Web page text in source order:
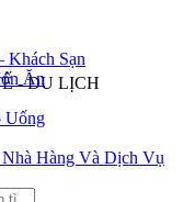
- DU LỊCH
Khách Sạn
Ăn
Uống
Hàng Và Dịch Vụ